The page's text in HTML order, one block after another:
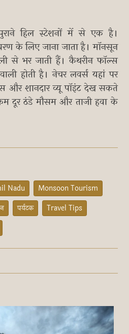
हिल स्टेशनों में से एक है।
के लिए जाना जाता है। मॉनसून
से भर जाती हैं। कैथरीन फॉल्स
होती है। नेचर लवर्स यहां पर
और शानदार व्यू पॉइंट देख सकते
दूर ठंडे मौसम और ताजी हवा के
Nadu
Monsoon Tourism
पर्यटक
Travel Tips